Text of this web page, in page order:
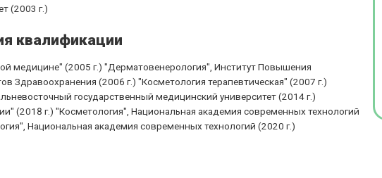
(2003 г.)
квалификации
медицине" (2005 г.) "Дерматовенерология", Институт Повышения
Здравоохранения (2006 г.) "Косметология терапевтическая" (2007 г.)
государственный медицинский университет (2014 г.)
(2018 г.) "Косметология", Национальная академия современных технологий
Национальная академия современных технологий (2020 г.)